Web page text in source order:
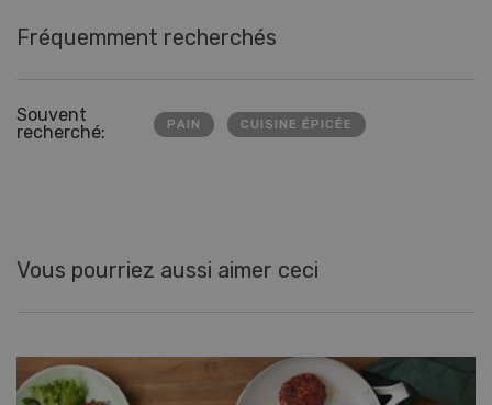
Fréquemment recherchés
Souvent
recherché:
PAIN CUISINE ÉPICÉE
Vous pourriez aussi aimer ceci